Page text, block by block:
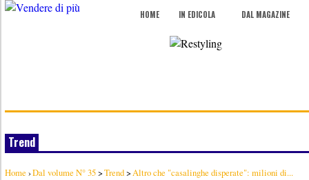
HOME IN EDICOLA DAL MAGAZINE
Trend
Home ›Dal volume N° 35>Trend>Altro che "casalinghe disperate": milioni di...